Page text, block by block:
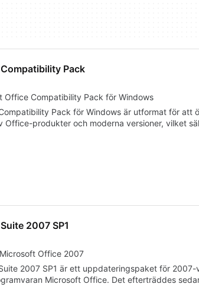
Pack
Office Compatibility Pack för Windows
Pack för Windows är utformat för att
Office-produkter och moderna versioner, vilket
2007 SP1
Office 2007
2007 SP1 är ett uppdateringspaket för
Microsoft Office. Det efterträddes